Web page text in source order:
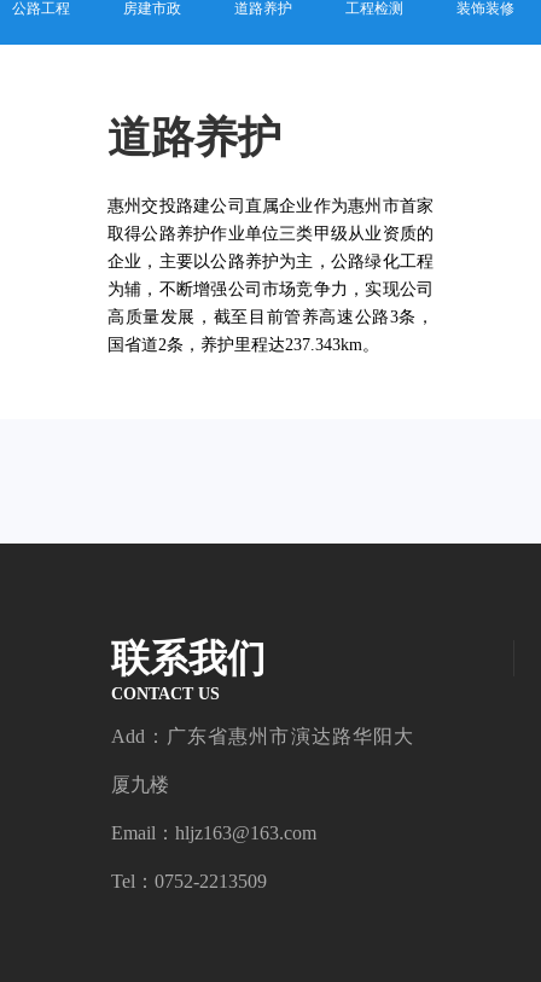
公路工程 房建市政 道路养护 工程检测 装饰装修
道路养护
惠州交投路建公司直属企业作为惠州市首家
取得公路养护作业单位三类甲级从业资质的
企业，主要以公路养护为主，公路绿化工程
为辅，不断增强公司市场竞争力，实现公司
高质量发展，截至目前管养高速公路3条，
国省道2条，养护里程达237.343km。
联系我们
CONTACT US
Add：广东省惠州市演达路华阳大
厦九楼
Email：hljz163@163.com
Tel：0752-2213509